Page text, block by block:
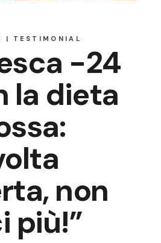
TESTIMONIAL
-24
la dieta
non
più!”